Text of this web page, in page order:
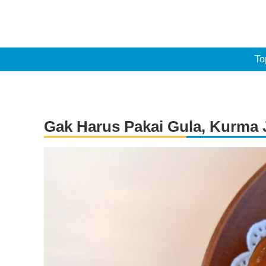
Gak Harus Pakai Gula,